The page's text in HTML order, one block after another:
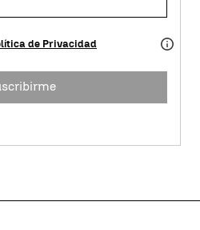
de Privacidad